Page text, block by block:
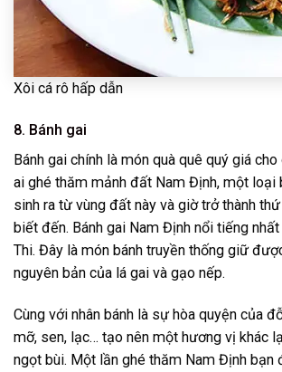
Xôi cá rô hấp dẫn
8. Bánh gai
Bánh gai chính là món quà quê quý giá
ai ghé thăm mảnh đất Nam Định, một loại
sinh ra từ vùng đất này và giờ trở thành
biết đến. Bánh gai Nam Định nổi tiếng nhất
Thi. Đây là món bánh truyền thống giữ
nguyên bản của lá gai và gạo nếp.
Cùng với nhân bánh là sự hòa quyện của
mỡ, sen, lạc… tạo nên một hương vị khác
ngọt bùi. Một lần ghé thăm Nam Định bạn